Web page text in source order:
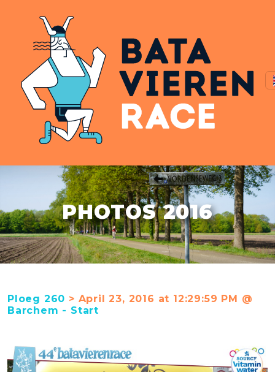
PHOTOS 2016
Ploeg 260 > April 23, 2016 at 12:29:59 PM @
Barchem - Start